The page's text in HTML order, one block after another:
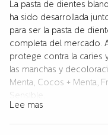
MULTIFUNCIONAL
MENTA
SENSIBLE
cantidad
La pasta de dientes
ha sido desarrollada
para ser la pasta de
completa del mercado.
protege contra la caries
las manchas y
Menta, Cocos + Menta,
Sensible.
Lee mas